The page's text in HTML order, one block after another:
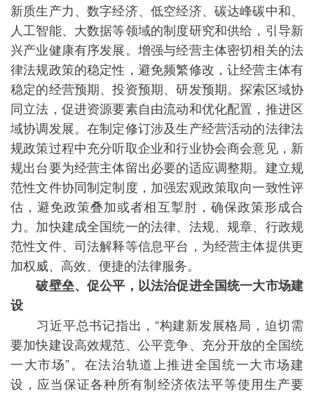
新质生产力、数字经济、低空经济、碳达峰碳中和、
人工智能、大数据等领域的制度研究和供给，引导新
兴产业健康有序发展。增强与经营主体密切相关的法
律法规政策的稳定性，避免频繁修改，让经营主体有
稳定的经营预期、投资预期、研发预期。探索区域协
同立法，促进资源要素自由流动和优化配置，推进区
域协调发展。在制定修订涉及生产经营活动的法律法
规政策过程中充分听取企业和行业协会商会意见，新
规出台要为经营主体留出必要的适应调整期。建立规
范性文件协同制定制度，加强宏观政策取向一致性评
估，避免政策叠加或者相互掣肘，确保政策形成合
力。加快建成全国统一的法律、法规、规章、行政规
范性文件、司法解释等信息平台，为经营主体提供更
加权威、高效、便捷的法律服务。
破壁垒、促公平，以法治促进全国统一大市场建
设
习近平总书记指出，“构建新发展格局，迫切需
要加快建设高效规范、公平竞争、充分开放的全国统
一大市场”。在法治轨道上推进全国统一大市场建
设，应当保证各种所有制经济依法平等使用生产要